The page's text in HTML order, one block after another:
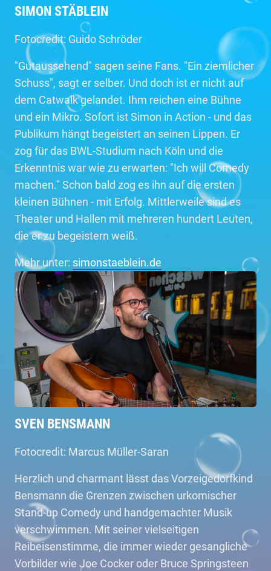
SIMON STÄBLEIN
Fotocredit: Guido Schröder
"Gutaussehend" sagen seine Fans. "Ein ziemlicher
Schuss", sagt er selber. Und doch ist er nicht auf
dem Catwalk gelandet. Ihm reichen eine Bühne
und ein Mikro. Sofort ist Simon in Action - und das
Publikum hängt begeistert an seinen Lippen. Er
zog für das BWL-Studium nach Köln und die
Erkenntnis war wie zu erwarten: "Ich will Comedy
machen." Schon bald zog es ihn auf die ersten
kleinen Bühnen - mit Erfolg. Mittlerweile sind es
Theater und Hallen mit mehreren hundert Leuten,
die er zu begeistern weiß.
Mehr unter: simonstaeblein.de
SVEN BENSMANN
Fotocredit: Marcus Müller-Saran
Herzlich und charmant lässt das Vorzeigedorfkind
Bensmann die Grenzen zwischen urkomischer
Stand-up Comedy und handgemachter Musik
verschwimmen. Mit seiner vielseitigen
Reibeisenstimme, die immer wieder gesangliche
Vorbilder wie Joe Cocker oder Bruce Springsteen